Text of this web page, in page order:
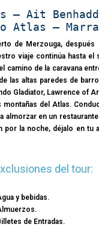
Ait
Atlas –
de Merzouga, después
viaje continúa hasta el
de la caravana
las altas paredes de
Gladiator, Lawrence of
del Atlas.
almorzar en un
por la noche, déjalo en tu
del tour:
y bebidas.
de Entradas.